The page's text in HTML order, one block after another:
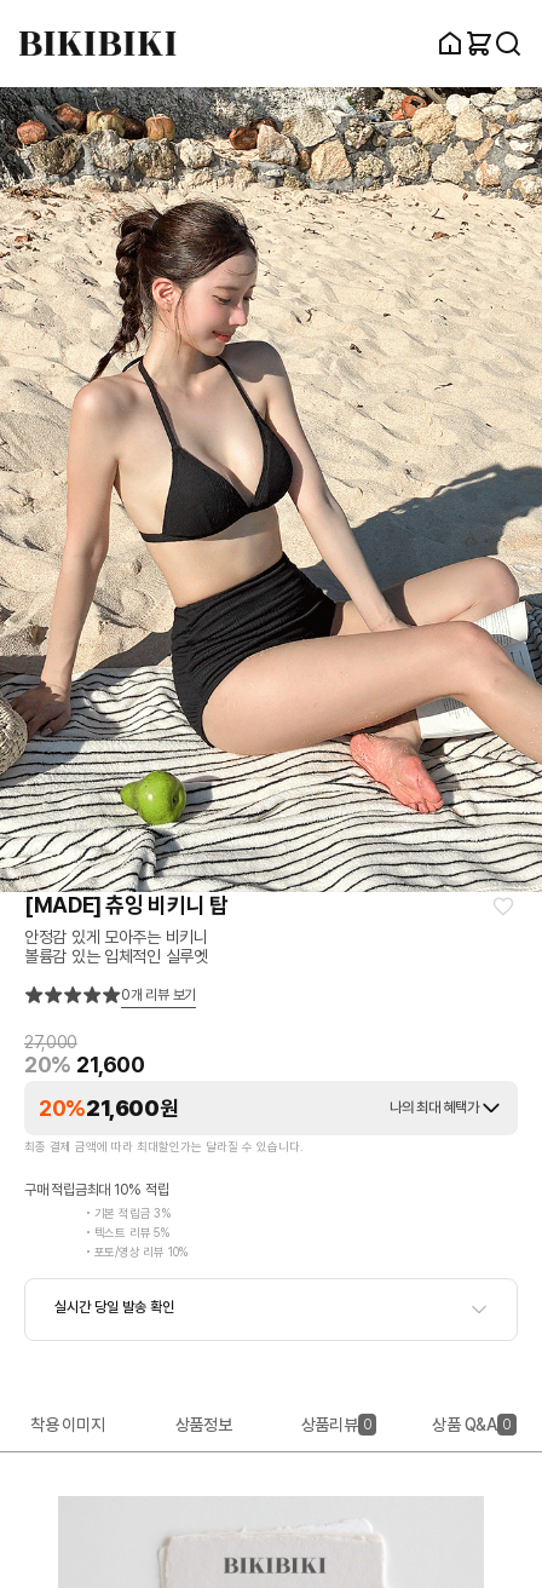
[MADE] 츄잉 비키니 탑
안정감 있게 모아주는 비키니
볼륨감 있는 입체적인 실루엣
0개 리뷰 보기
20%21,600원 나의 최대 혜택가
최종 결제 금액에 따라 최대할인가는 달라질 수 있습니다.
27,000
20% 21,600
구매 적립금최대 10% 적립
기본 적립금 3%
텍스트 리뷰 5%
포토/영상 리뷰 10%
착용 이미지 상품정보 상품리뷰 0 상품 Q&A 0